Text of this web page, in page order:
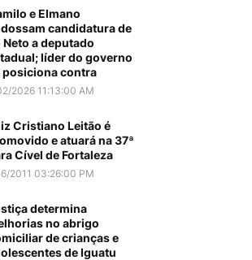
e Elmano
candidatura de
Neto a deputado
líder do governo
posiciona contra
2026 11:13:00 AM
Cristiano Leitão é
e atuará na 37ª
Cível de Fortaleza
2011 03:26:00 PM
determina
no abrigo
de crianças e
de Iguatu